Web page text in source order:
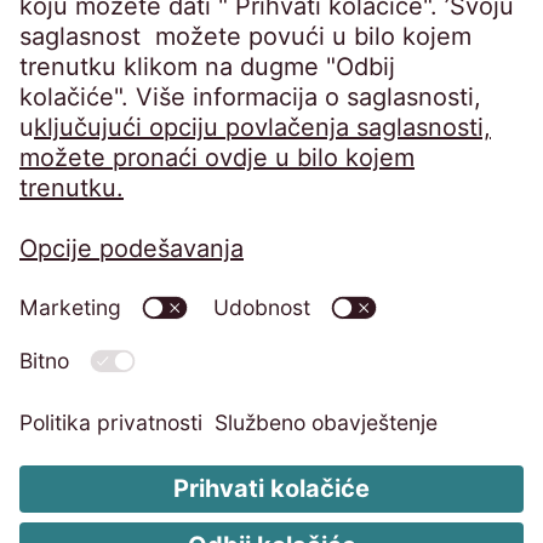
Pravne odredbe Impressum
Izjava o informacionoj sigurnosti